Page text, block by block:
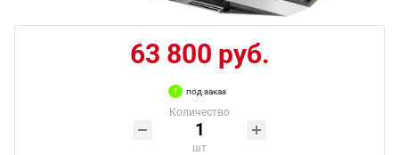
63 800 руб.
под заказ
Количество
шт